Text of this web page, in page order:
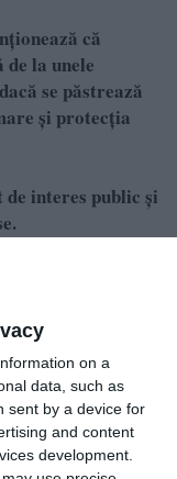
on a
data, such as
sent by a device for
and content
development.
că
la unele
se păstrează
şi protecţia
interes public și